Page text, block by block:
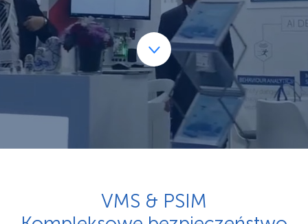
VMS & PSIM